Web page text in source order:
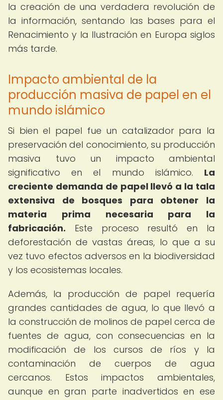
la creación de una verdadera revolución de
la información, sentando las bases para el
Renacimiento y la Ilustración en Europa siglos
más tarde.
Impacto ambiental de la
producción masiva de papel en el
mundo islámico
Si bien el papel fue un catalizador para la
preservación del conocimiento, su producción
masiva tuvo un impacto ambiental
significativo en el mundo islámico. La
creciente demanda de papel llevó a la tala
extensiva de bosques para obtener la
materia prima necesaria para la
fabricación. Este proceso resultó en la
deforestación de vastas áreas, lo que a su
vez tuvo efectos adversos en la biodiversidad
y los ecosistemas locales.
Además, la producción de papel requería
grandes cantidades de agua, lo que llevó a
la construcción de molinos de papel cerca de
fuentes de agua, con consecuencias en la
modificación de los cursos de ríos y la
contaminación de cuerpos de agua
cercanos. Estos impactos ambientales,
aunque en gran parte inadvertidos en ese